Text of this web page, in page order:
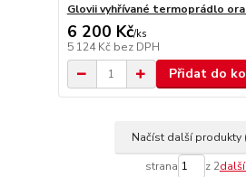
Glovii vyhřívané termoprádlo
6 200 Kč/ks
5 124 Kč bez DPH
Přidat do
Načíst další produkty
strana z 2další